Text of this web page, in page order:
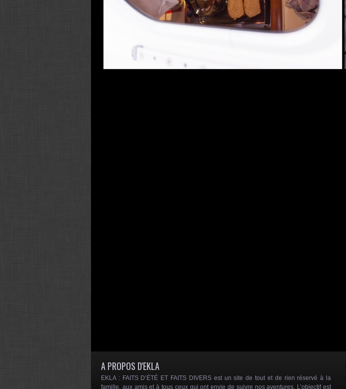
A PROPOS D'EKLA
EKLA : FAITS D’ÉTÉ ET FAITS DIVERS est un site de tout et de rien réservé à la
famille, aux amis et à tous ceux qui ont envie de suivre nos aventures. L’objectif est